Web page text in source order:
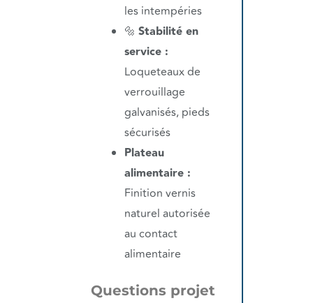
les intempéries
🔩 Stabilité en
service :
Loqueteaux de
verrouillage
galvanisés, pieds
sécurisés
Plateau
alimentaire :
Finition vernis
naturel autorisée
au contact
alimentaire
Questions projet